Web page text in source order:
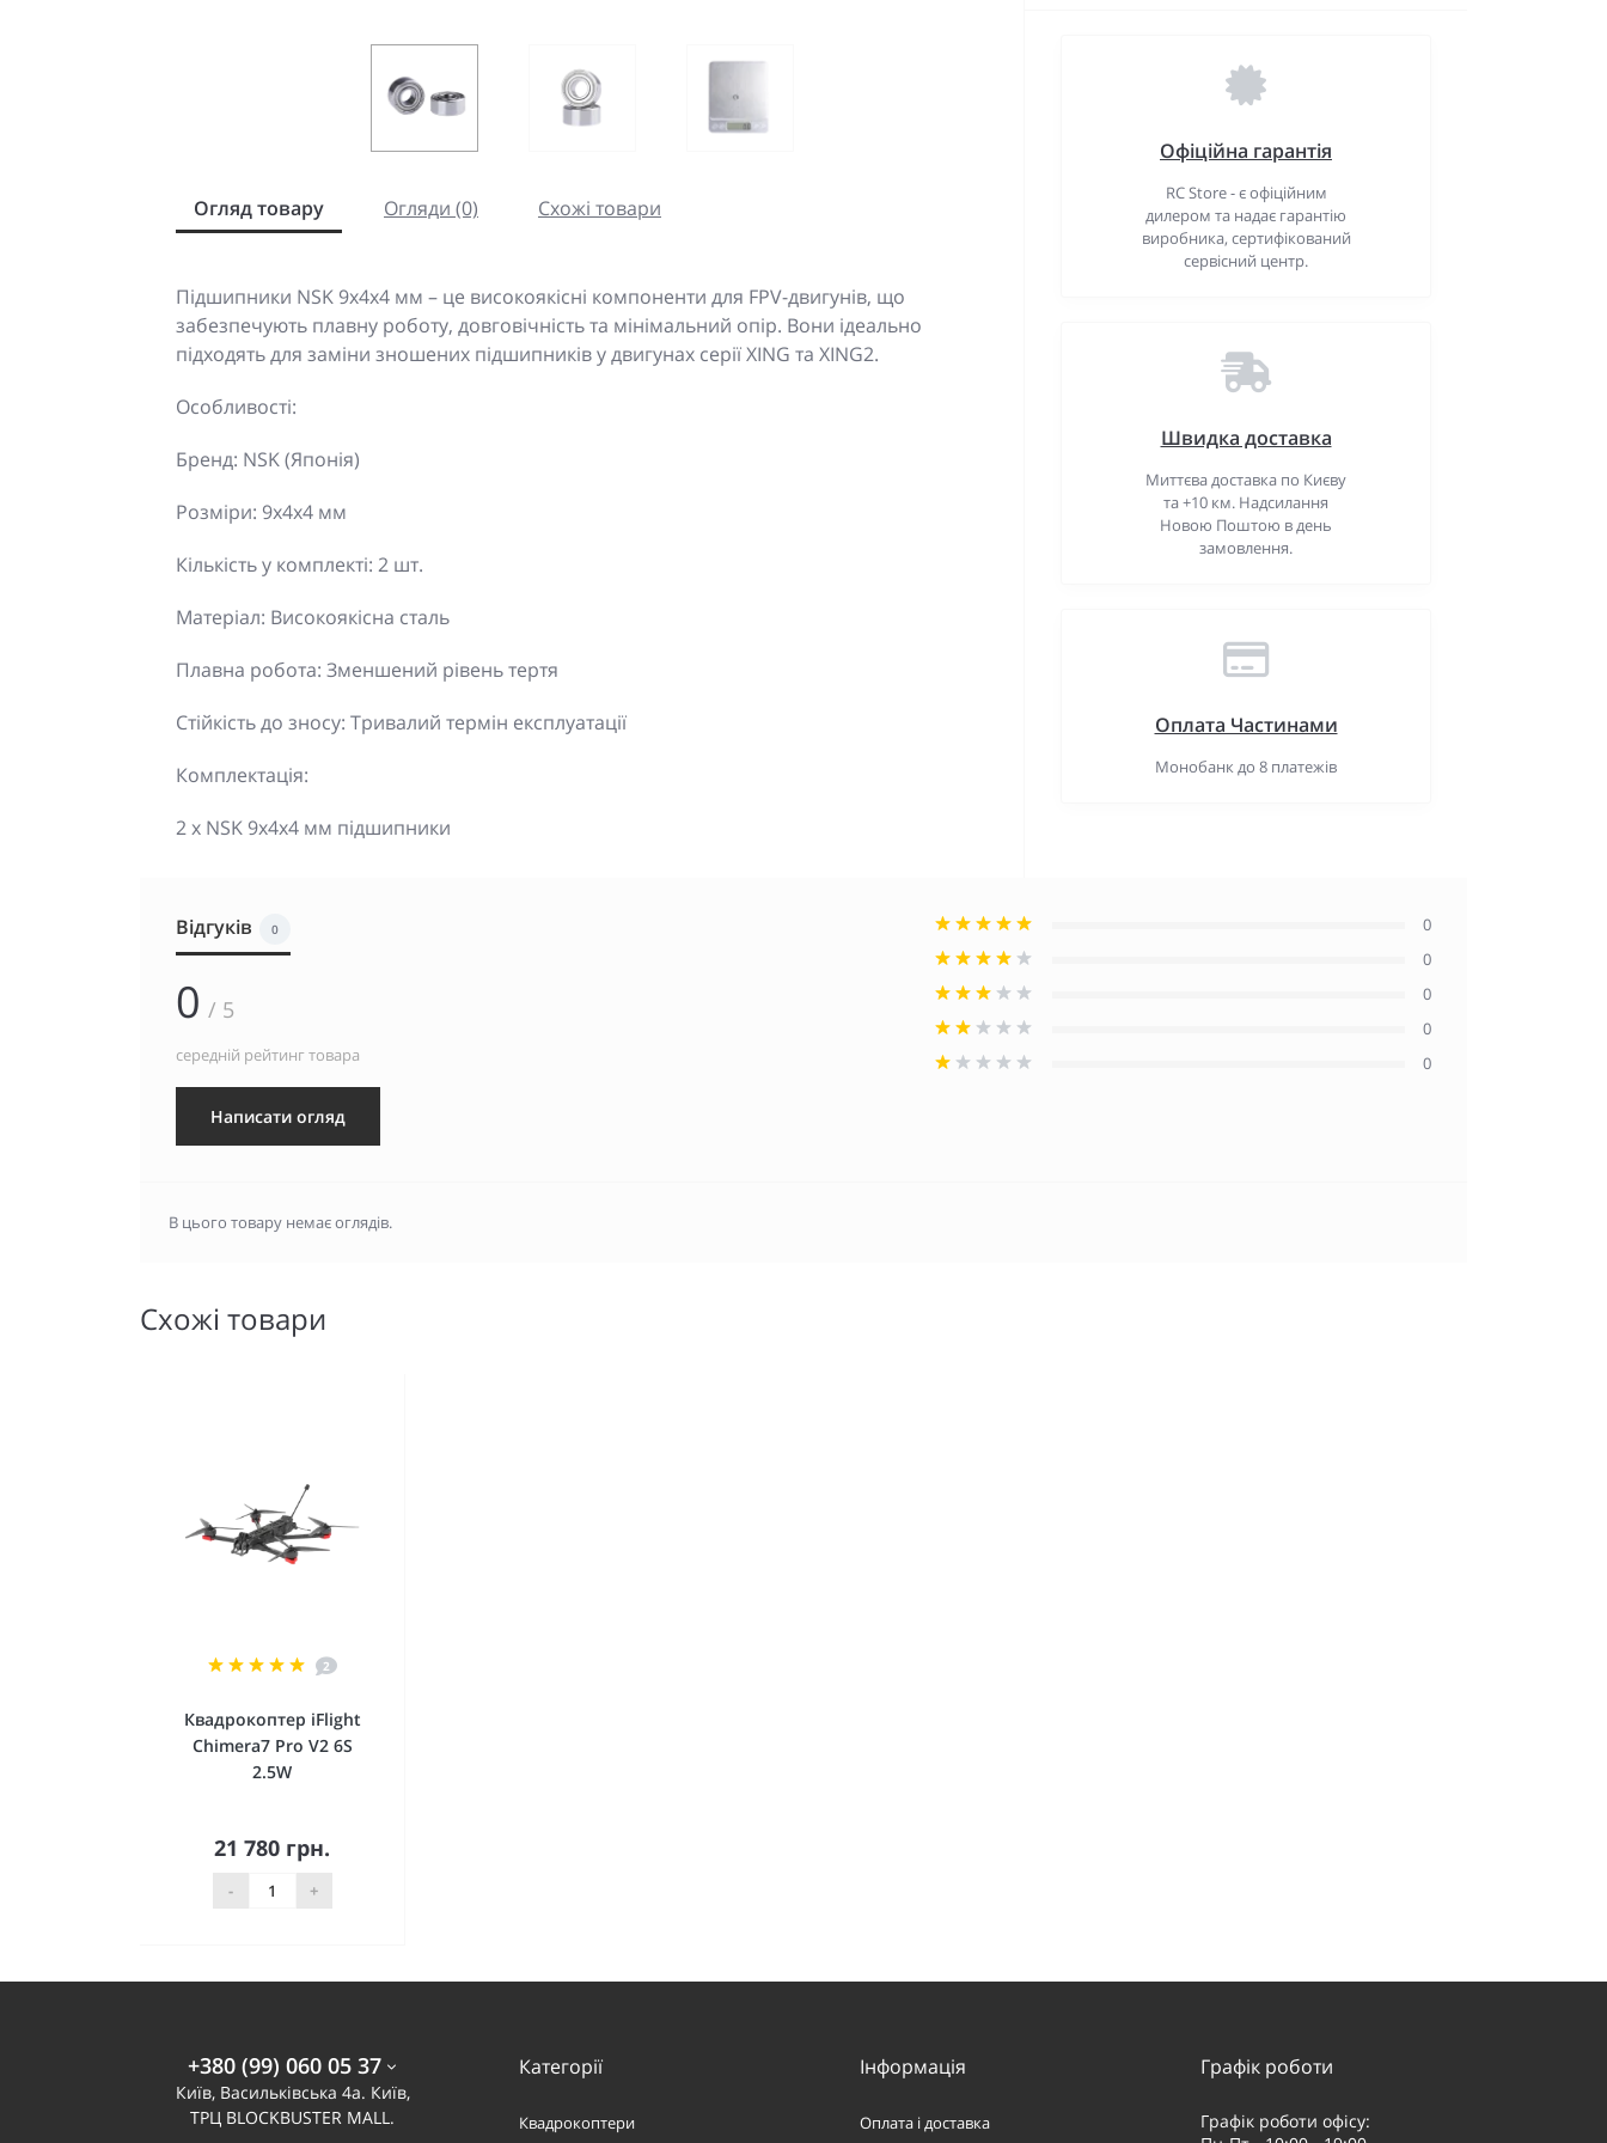
Огляд товару Огляди (0) Схожі товари
Підшипники NSK 9x4x4 мм – це високоякісні компоненти для FPV-двигунів, що
забезпечують плавну роботу, довговічність та мінімальний опір. Вони ідеально
підходять для заміни зношених підшипників у двигунах серії XING та XING2.
Особливості:
Бренд: NSK (Японія)
Розміри: 9x4x4 мм
Кількість у комплекті: 2 шт.
Матеріал: Високоякісна сталь
Плавна робота: Зменшений рівень тертя
Стійкість до зносу: Тривалий термін експлуатації
Комплектація:
2 x NSK 9x4x4 мм підшипники
Офіційна гарантія
RC Store - є офіційним
дилером та надає гарантію
виробника, сертифікований
сервісний центр.
Швидка доставка
Миттєва доставка по Києву
та +10 км. Надсилання
Новою Поштою в день
замовлення.
Оплата Частинами
Монобанк до 8 платежів
Відгуків 0
0 / 5
середній рейтинг товара
Написати огляд
0
0
0
0
0
В цього товару немає оглядів.
Схожі товари
2
Квадрокоптер iFlight
Chimera7 Pro V2 6S
2.5W
21 780 грн.
- +
До кошика
+380 (99) 060 05 37
Київ, Васильківська 4а. Київ,
ТРЦ BLOCKBUSTER MALL.
Категорії
Квадрокоптери
Інформація
Оплата і доставка
Графік роботи
Графік роботи офісу: